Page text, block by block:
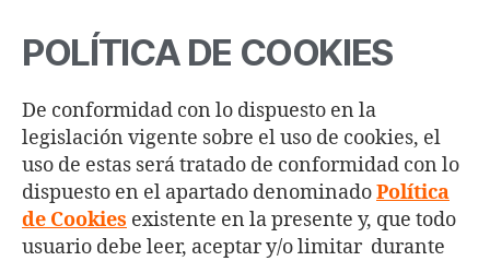
POLÍTICA DE COOKIES
De conformidad con lo dispuesto en la
legislación vigente sobre el uso de cookies, el
uso de estas será tratado de conformidad con lo
dispuesto en el apartado denominadoPolítica
de Cookies existente en la presente y, que todo
usuario debe leer, aceptar y/o limitar durante